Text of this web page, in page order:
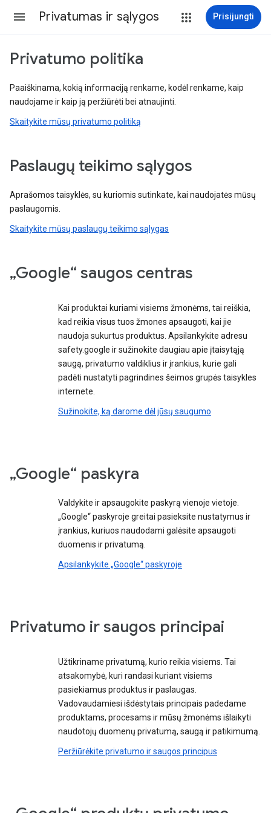
Privatumas ir sąlygos Prisijungti
Privatumo politika
Paaiškinama, kokią informaciją renkame, kodėl renkame, kaip
naudojame ir kaip ją peržiūrėti bei atnaujinti.
Skaitykite mūsų privatumo politiką
Paslaugų teikimo sąlygos
Aprašomos taisyklės, su kuriomis sutinkate, kai naudojatės mūsų
paslaugomis.
Skaitykite mūsų paslaugų teikimo sąlygas
„Google“ saugos centras
Kai produktai kuriami visiems žmonėms, tai reiškia,
kad reikia visus tuos žmones apsaugoti, kai jie
naudoja sukurtus produktus. Apsilankykite adresu
safety.google ir sužinokite daugiau apie įtaisytąją
saugą, privatumo valdiklius ir įrankius, kurie gali
padėti nustatyti pagrindines šeimos grupės taisykles
internete.
Sužinokite, ką darome dėl jūsų saugumo
„Google“ paskyra
Valdykite ir apsaugokite paskyrą vienoje vietoje.
„Google“ paskyroje greitai pasieksite nustatymus ir
įrankius, kuriuos naudodami galėsite apsaugoti
duomenis ir privatumą.
Apsilankykite „Google“ paskyroje
Privatumo ir saugos principai
Užtikriname privatumą, kurio reikia visiems. Tai
atsakomybė, kuri randasi kuriant visiems
pasiekiamus produktus ir paslaugas.
Vadovaudamiesi išdėstytais principais padedame
produktams, procesams ir mūsų žmonėms išlaikyti
naudotojų duomenų privatumą, saugą ir patikimumą.
Peržiūrėkite privatumo ir saugos principus